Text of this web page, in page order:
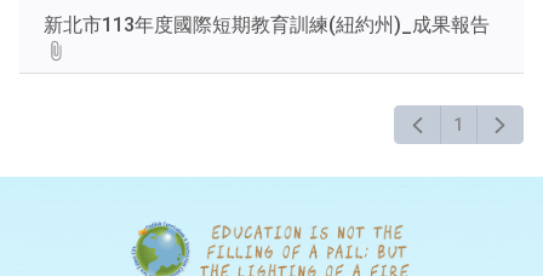
詢
新北市113年度國際短期教育訓練(紐約州)_成果報告
1